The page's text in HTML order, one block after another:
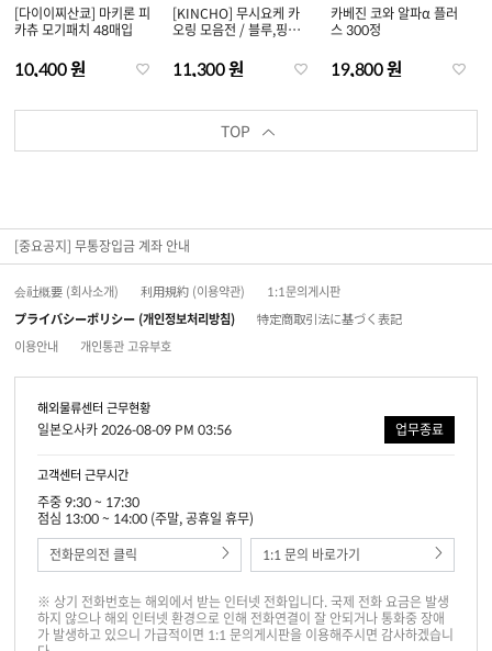
[다이이찌산쿄] 마키론 피
카츄 모기패치 48매입
10,400 원
[KINCHO] 무시요케 카
오링 모음전 / 블루,핑크
팔찌타입 5개입 / 씰타입
24매입
11,300 원
카베진 코와 알파α 플러
스 300정
19,800 원
TOP
[중요공지] 무통장입금 계좌 안내
会社概要 (회사소개) 利用規約 (이용약관)
1:1문의게시판
プライバシーポリシー (개인정보처리방침)
特定商取引法に基づく表記
이용안내
개인통관 고유부호
해외물류센터 근무현황
일본오사카 2026-08-09 PM 03:56 업무종료
고객센터 근무시간
주중 9:30 ~ 17:30
점심 13:00 ~ 14:00 (주말, 공휴일 휴무)
전화문의전 클릭
1:1 문의 바로가기
※ 상기 전화번호는 해외에서 받는 인터넷 전화입니다. 국제 전화 요금은 발생
하지 않으나 해외 인터넷 환경으로 인해 전화연결이 잘 안되거나 통화중 장애
가 발생하고 있으니 가급적이면 1:1 문의게시판을 이용해주시면 감사하겠습니